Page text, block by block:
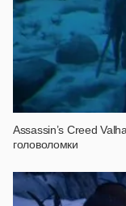
Assassin’s Creed
головоломки